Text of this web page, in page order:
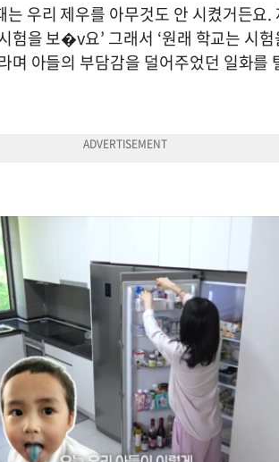
우리 제우를 아무것도 안 시켰거든요
험을 보�v요’ 그래서 ‘원래 학교는 시
며 아들의 부담감을 덜어주었던 일화를